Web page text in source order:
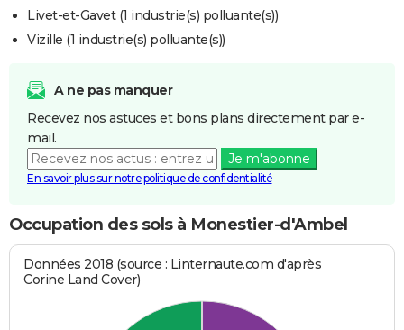
Livet-et-Gavet (1 industrie(s) polluante(s))
Vizille (1 industrie(s) polluante(s))
A ne pas manquer
Recevez nos astuces et bons plans directement par e-
mail.
Je m'abonne
En savoir plus sur notre politique de confidentialité
Occupation des sols à Monestier-d'Ambel
Données 2018 (source : Linternaute.com d'après
Corine Land Cover)